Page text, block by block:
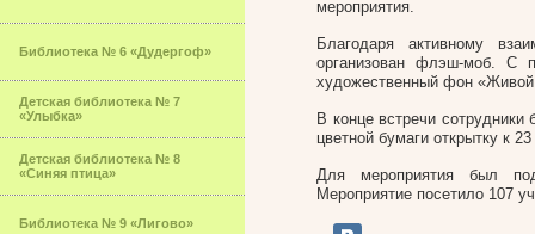
Библиотека № 6 «Дудергоф»
Детская библиотека № 7
«Улыбка»
Детская библиотека № 8
«Синяя птица»
Библиотека № 9 «Лигово»
мероприятия.
Благодаря активному
организован флэш-моб. С
художественный фон
В конце встречи
цветной бумаги открытку к
Для мероприятия был
Мероприятие посетило 107